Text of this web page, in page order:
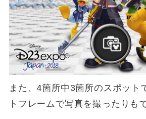
また、4箇所中3箇所のスポット
トフレームで写真を撮ったりも